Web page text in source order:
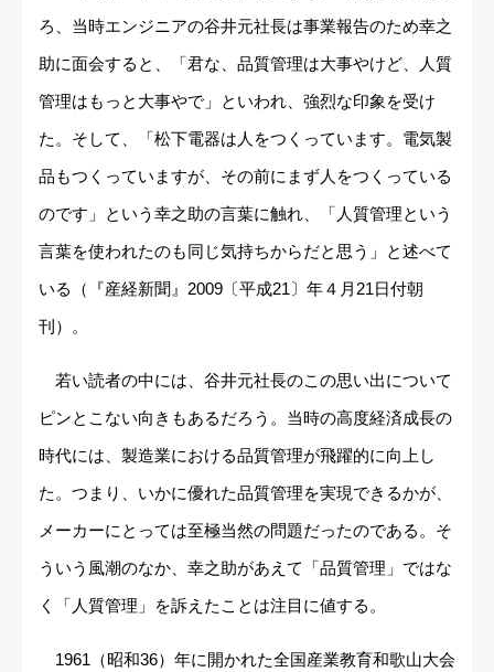
ろ、当時エンジニアの谷井元社長は事業報告のため幸之
助に面会すると、「君な、品質管理は大事やけど、人質
管理はもっと大事やで」といわれ、強烈な印象を受け
た。そして、「松下電器は人をつくっています。電気製
品もつくっていますが、その前にまず人をつくっている
のです」という幸之助の言葉に触れ、「人質管理という
言葉を使われたのも同じ気持ちからだと思う」と述べて
いる（『産経新聞』2009〔平成21〕年４月21日付朝
刊）。
若い読者の中には、谷井元社長のこの思い出について
ピンとこない向きもあるだろう。当時の高度経済成長の
時代には、製造業における品質管理が飛躍的に向上し
た。つまり、いかに優れた品質管理を実現できるかが、
メーカーにとっては至極当然の問題だったのである。そ
ういう風潮のなか、幸之助があえて「品質管理」ではな
く「人質管理」を訴えたことは注目に値する。
1961（昭和36）年に開かれた全国産業教育和歌山大会